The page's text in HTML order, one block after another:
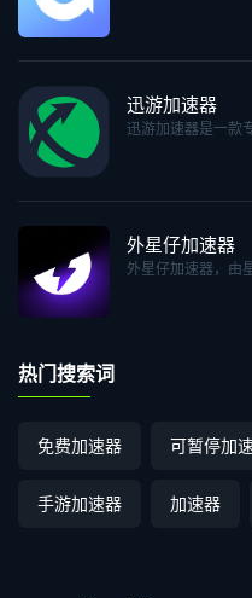
迅游加速器
迅游加速器是一款
外星仔加速器
外星仔加速器，由
热门搜索词
免费加速器 可暂停加
手游加速器 加速器